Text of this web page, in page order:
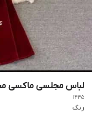
لباس مجلسی ماکسی مخمل
1445
رنگ